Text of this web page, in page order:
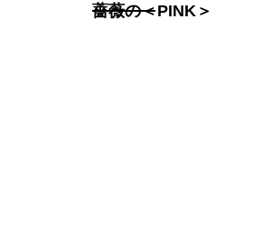
薔薇の＜PINK＞